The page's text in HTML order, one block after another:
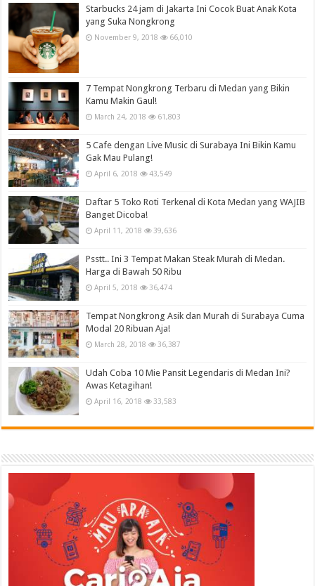
Starbucks 24 jam di Jakarta Ini Cocok Buat Anak Kota
yang Suka Nongkrong
November 9, 2018 66,010
7 Tempat Nongkrong Terbaru di Medan yang Bikin
Kamu Makin Gaul!
March 24, 2018 61,803
5 Cafe dengan Live Music di Surabaya Ini Bikin Kamu
Gak Mau Pulang!
April 6, 2018 43,549
Daftar 5 Toko Roti Terkenal di Kota Medan yang WAJIB
Banget Dicoba!
April 11, 2018 39,636
Psstt.. Ini 3 Tempat Makan Steak Murah di Medan.
Harga di Bawah 50 Ribu
April 5, 2018 36,474
Tempat Nongkrong Asik dan Murah di Surabaya Cuma
Modal 20 Ribuan Aja!
March 28, 2018 36,387
Udah Coba 10 Mie Pansit Legendaris di Medan Ini?
Awas Ketagihan!
April 16, 2018 33,583